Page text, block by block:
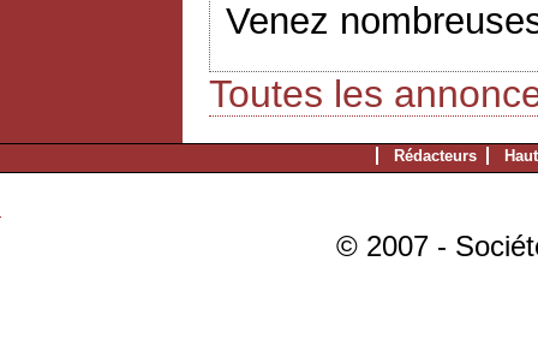
Venez
Toutes les
Rédacteurs
© 2007 -